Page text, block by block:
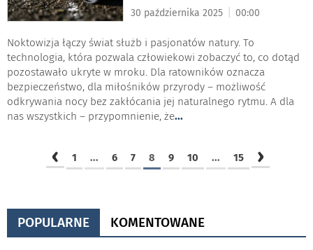
30 października 2025 00:00
Noktowizja łączy świat służb i pasjonatów natury. To
technologia, która pozwala człowiekowi zobaczyć to, co dotąd
pozostawało ukryte w mroku. Dla ratowników oznacza
bezpieczeństwo, dla miłośników przyrody – możliwość
odkrywania nocy bez zakłócania jej naturalnego rytmu. A dla
nas wszystkich – przypomnienie, że...
‹ 1 ... 6 7 8 9 10 ... 15 ›
POPULARNE KOMENTOWANE